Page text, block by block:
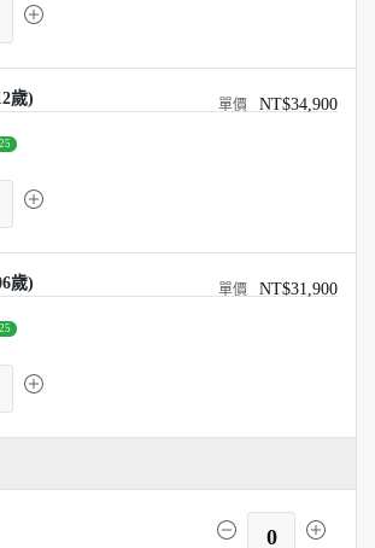
歲) NT$34,900
25
歲) NT$31,900
25
0